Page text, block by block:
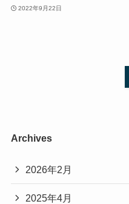
2022年9月22日
Archives
2026年2月
2025年4月